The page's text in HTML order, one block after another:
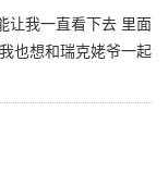
让我一直看下去 里面
也想和瑞克姥爷一起